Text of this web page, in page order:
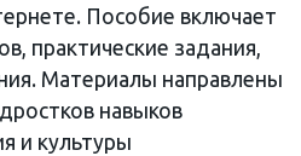
Пособие включает
практические задания,
Материалы направлены
навыков
и культуры